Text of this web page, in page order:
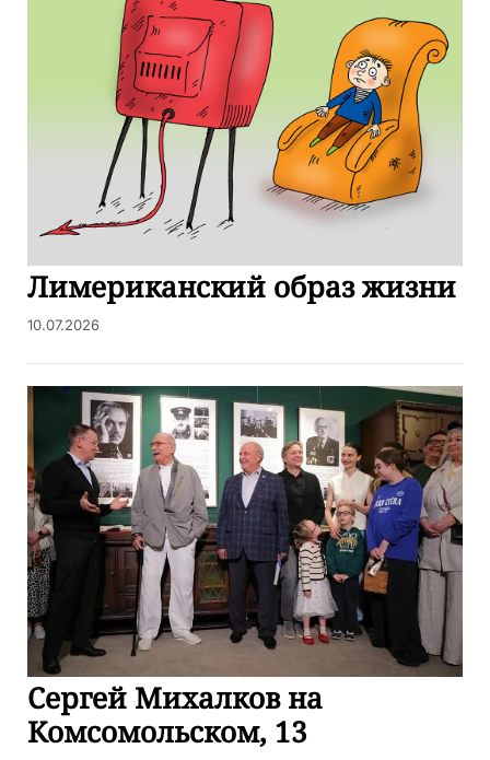
Лимериканский образ жизни
10.07.2026
Сергей Михалков на
Комсомольском, 13